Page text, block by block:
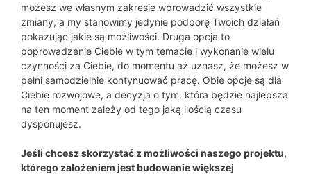
możesz we własnym zakresie wprowadzić wszystkie
zmiany, a my stanowimy jedynie podporę Twoich działań
pokazując jakie są możliwości. Druga opcja to
poprowadzenie Ciebie w tym temacie i wykonanie wielu
czynności za Ciebie, do momentu aż uznasz, że możesz w
pełni samodzielnie kontynuować pracę. Obie opcje są dla
Ciebie rozwojowe, a decyzja o tym, która będzie najlepsza
na ten moment zależy od tego jaką ilością czasu
dysponujesz.
Jeśli chcesz skorzystać z możliwości naszego projektu,
którego założeniem jest budowanie większej